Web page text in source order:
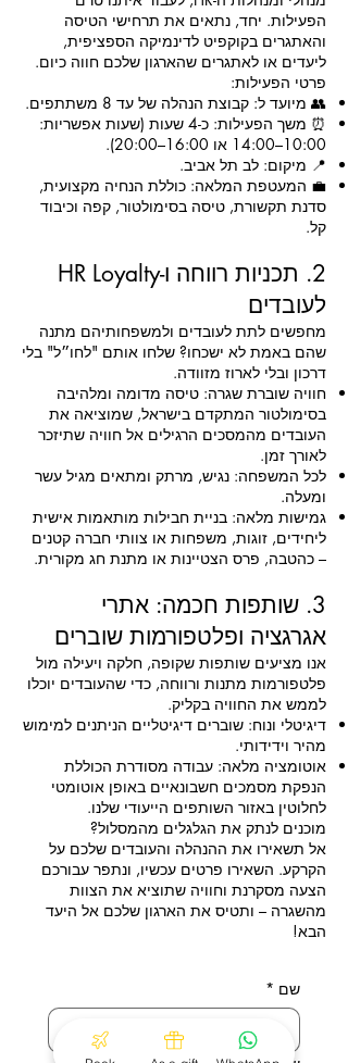
הפעילות. יחד, נתאים את תרחישי הטיסה
והאתגרים בקוקפיט לדינמיקה הספציפית,
ליעדים או לאתגרים שהארגון שלכם חווה כיום.
פרטי הפעילות:
👥 מיועד ל: קבוצת הנהלה של עד 8 משתתפים.
⏰ משך הפעילות: כ-4 שעות (שעות אפשריות:
10:00–14:00 או 16:00–20:00).
📍 מיקום: לב תל אביב.
💼 המעטפת המלאה: כוללת הנחיה מקצועית,
סדנת תקשורת, טיסה בסימולטור, קפה וכיבוד
קל.
2. תכניות רווחה ו-HR Loyalty
לעובדים
מחפשים לתת לעובדים ולמשפחותיהם מתנה
שהם באמת לא ישכחו? שלחו אותם "לחו״ל" בלי
דרכון ובלי לארוז מזוודה.
חוויה שוברת שגרה: טיסה מדומה ומלהיבה
בסימולטור המתקדם בישראל, שמוציאה את
העובדים מהמסכים הרגילים אל חוויה שתיזכר
לאורך זמן.
לכל המשפחה: נגיש, מרתק ומתאים מגיל עשר
ומעלה.
גמישות מלאה: בניית חבילות מותאמות אישית
ליחידים, זוגות, משפחות או צוותי חברה קטנים
– כהטבה, פרס הצטיינות או מתנת חג מקורית.
3. שותפות חכמה: אתרי
אגרגציה ופלטפורמות שוברים
אנו מציעים שותפות שקופה, חלקה ויעילה מול
פלטפורמות מתנות ורווחה, כדי שהעובדים יוכלו
לממש את החוויה בקליק.
דיגיטלי ונוח: שוברים דיגיטליים הניתנים למימוש
מהיר וידידותי.
אוטומציה מלאה: עבודה מסודרת הכוללת
הנפקת מסמכים חשבונאיים באופן אוטומטי
לחלוטין באזור השותפים הייעודי שלנו.
מוכנים לנתק את הגלגלים מהמסלול?
אל תשאירו את ההנהלה והעובדים שלכם על
הקרקע. השאירו פרטים עכשיו, ונתפר עבורכם
הצעה מסקרנת וחוויה שתוציא את הצוות
מהשגרה – ותטיס את הארגון שלכם אל היעד
הבא!
שם *